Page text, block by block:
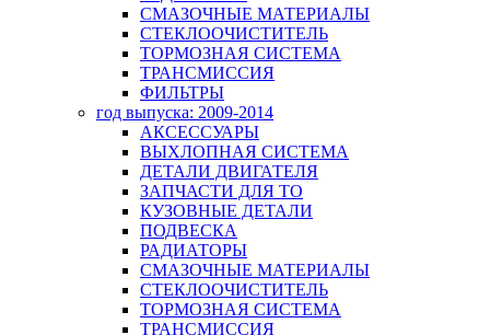
СМАЗОЧНЫЕ МАТЕРИАЛЫ
СТЕКЛООЧИСТИТЕЛЬ
ТОРМОЗНАЯ СИСТЕМА
ТРАНСМИССИЯ
ФИЛЬТРЫ
год выпуска: 2009-2014
АКСЕССУАРЫ
ВЫХЛОПНАЯ СИСТЕМА
ДЕТАЛИ ДВИГАТЕЛЯ
ЗАПЧАСТИ ДЛЯ ТО
КУЗОВНЫЕ ДЕТАЛИ
ПОДВЕСКА
РАДИАТОРЫ
СМАЗОЧНЫЕ МАТЕРИАЛЫ
СТЕКЛООЧИСТИТЕЛЬ
ТОРМОЗНАЯ СИСТЕМА
ТРАНСМИССИЯ